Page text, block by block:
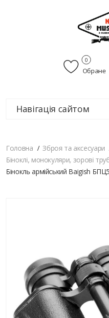
Обране
0
Навігація сайтом
Головна Зброя та аксесуари
Біноклі, монокуляри, зорові
Бінокль армійський Baigish